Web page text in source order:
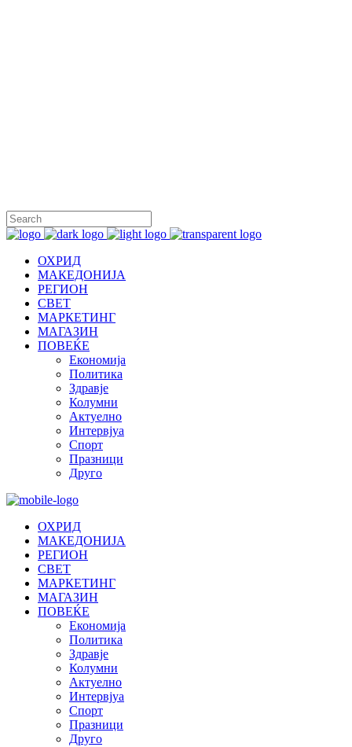
ОХРИД
МАКЕДОНИЈА
РЕГИОН
СВЕТ
МАРКЕТИНГ
МАГАЗИН
ПОВЕЌЕ
Економија
Политика
Здравје
Колумни
Актуелно
Интервјуа
Спорт
Празници
Друго
ОХРИД
МАКЕДОНИЈА
РЕГИОН
СВЕТ
МАРКЕТИНГ
МАГАЗИН
ПОВЕЌЕ
Економија
Политика
Здравје
Колумни
Актуелно
Интервјуа
Спорт
Празници
Друго